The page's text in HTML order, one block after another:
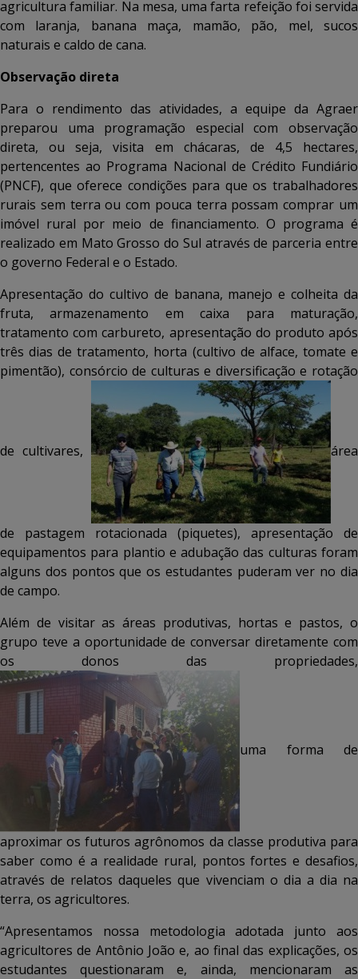
agricultura familiar. Na mesa, uma farta refeição foi servida
com laranja, banana maça, mamão, pão, mel, sucos
naturais e caldo de cana.
Observação direta
Para o rendimento das atividades, a equipe da Agraer
preparou uma programação especial com observação
direta, ou seja, visita em chácaras, de 4,5 hectares,
pertencentes ao Programa Nacional de Crédito Fundiário
(PNCF), que oferece condições para que os trabalhadores
rurais sem terra ou com pouca terra possam comprar um
imóvel rural por meio de financiamento. O programa é
realizado em Mato Grosso do Sul através de parceria entre
o governo Federal e o Estado.
Apresentação do cultivo de banana, manejo e colheita da
fruta, armazenamento em caixa para maturação,
tratamento com carbureto, apresentação do produto após
três dias de tratamento, horta (cultivo de alface, tomate e
pimentão), consórcio de culturas e diversificação e rotação
de cultivares, área
de pastagem rotacionada (piquetes), apresentação de
equipamentos para plantio e adubação das culturas foram
alguns dos pontos que os estudantes puderam ver no dia
de campo.
Além de visitar as áreas produtivas, hortas e pastos, o
grupo teve a oportunidade de conversar diretamente com
os donos das propriedades,
uma forma de
aproximar os futuros agrônomos da classe produtiva para
saber como é a realidade rural, pontos fortes e desafios,
através de relatos daqueles que vivenciam o dia a dia na
terra, os agricultores.
“Apresentamos nossa metodologia adotada junto aos
agricultores de Antônio João e, ao final das explicações, os
estudantes questionaram e, ainda, mencionaram as